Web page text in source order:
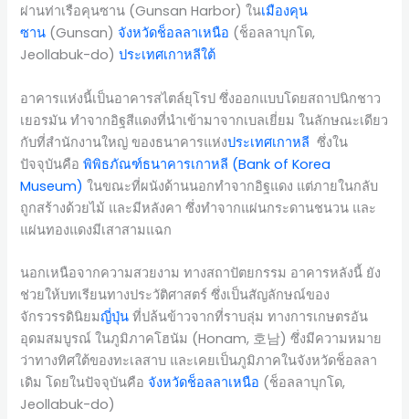
ผ่านท่าเรือคุนซาน (Gunsan Harbor) ในเมืองคุน
ซาน (Gunsan) จังหวัดช็อลลาเหนือ (ช็อลลาบุกโด,
Jeollabuk-do)ประเทศเกาหลีใต้
อาคารแห่งนี้เป็นอาคารสไตล์ยุโรป ซึ่งออกแบบโดยสถาปนิกชาว
เยอรมัน ทำจากอิฐสีแดงที่นำเข้ามาจากเบลเยี่ยม ในลักษณะเดียว
กับที่สำนักงานใหญ่ ของธนาคารแห่งประเทศเกาหลี ซึ่งใน
ปัจจุบันคือพิพิธภัณฑ์ธนาคารเกาหลี (Bank of Korea
Museum) ในขณะที่ผนังด้านนอกทำจากอิฐแดง แต่ภายในกลับ
ถูกสร้างด้วยไม้ และมีหลังคา ซึ่งทำจากแผ่นกระดานชนวน และ
แผ่นทองแดงมีเสาสามแฉก
นอกเหนือจากความสวยงาม ทางสถาปัตยกรรม อาคารหลังนี้ ยัง
ช่วยให้บทเรียนทางประวัติศาสตร์ ซึ่งเป็นสัญลักษณ์ของ
จักรวรรดินิยมญี่ปุ่น ที่ปล้นข้าวจากที่ราบลุ่ม ทางการเกษตรอัน
อุดมสมบูรณ์ ในภูมิภาคโฮนัม (Honam, 호남) ซึ่งมีความหมาย
ว่าทางทิศใต้ของทะเลสาบ และเคยเป็นภูมิภาคในจังหวัดช็อลลา
เดิม โดยในปัจจุบันคือ จังหวัดช็อลลาเหนือ (ช็อลลาบุกโด,
Jeollabuk-do)